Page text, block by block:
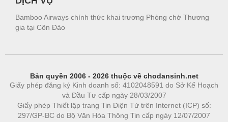
Bamboo Airways chính thức khai trương Phòng chờ Thương
gia tại Côn Đảo
Bản quyền 2006 - 2026 thuộc về chodansinh.net
Giấy phép đăng ký Kinh doanh số: 4102048591 do Sở Kế Hoạch
và Đầu Tư cấp ngày 28/03/2007
Giấy phép Thiết lập trang Tin Điện Tử trên Internet (ICP) số:
297/GP-BC do Bộ Văn Hóa Thông Tin cấp ngày 12/07/2007